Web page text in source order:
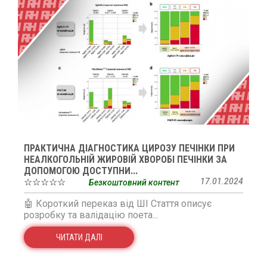
ПРАКТИЧНА ДІАГНОСТИКА ЦИРОЗУ ПЕЧІНКИ ПРИ
НЕАЛКОГОЛЬНІЙ ЖИРОВІЙ ХВОРОБІ ПЕЧІНКИ ЗА
ДОПОМОГОЮ ДОСТУПНИ...
☆☆☆☆☆
17.01.2024
Безкоштовний контент
🤖 Короткий переказ від ШІ Стаття описує
розробку та валідацію поета...
ЧИТАТИ ДАЛІ